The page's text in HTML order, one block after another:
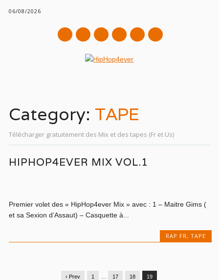
06/08/2026
mail
content
Category: TAPE
Télécharger gratuitement des Mix et des tapes (Fr et Us)
HIPHOP4EVER MIX VOL.1
Premier volet des « HipHop4ever Mix » avec : 1 – Maitre Gims (
et sa Sexion d’Assaut) – Casquette à...
RAP FR, TAPE
‹ Prev 1 17 18 19